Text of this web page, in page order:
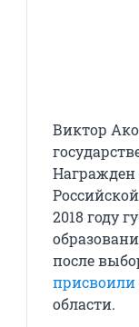
Виктор
Награжден
2018 году
после
присвоили
области.